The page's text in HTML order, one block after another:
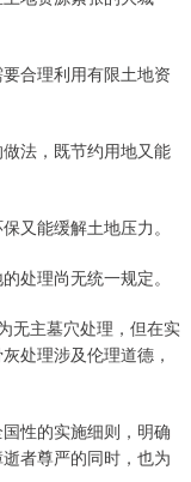
合理利用有限土地资
法，既节约用地又能
又能缓解土地压力。
处理尚无统一规定。
无主墓穴处理，但在实
处理涉及伦理道德，
性的实施细则，明确
者尊严的同时，也为